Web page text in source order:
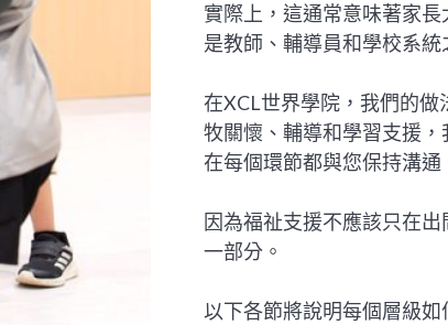
實際上，這通常意味著家
是教師、輔導員和學校系統
在XCL世界學院，我們的
牧關懷、輔導和學習支援
在每個環節都與您保持溝通
因為福祉支援不應該只在
一部分。
以下各節將說明每個層級